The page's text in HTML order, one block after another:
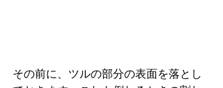
その前に、ツルの部分の表面を落とし